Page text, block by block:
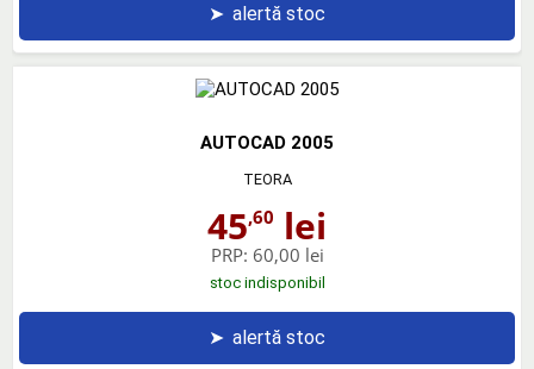
➤ alertă stoc
AUTOCAD 2005
TEORA
45,60 lei
PRP: 60,00 lei
stoc indisponibil
➤ alertă stoc